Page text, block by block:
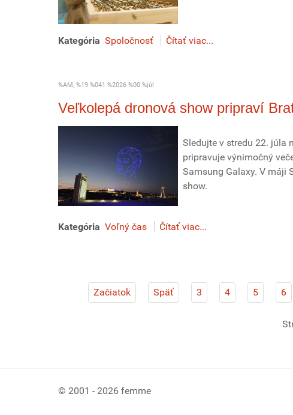
Kategória Spoločnosť Čítať viac...
%AM, %19 %041 %2026 %00:%júl
Veľkolepá dronová show pripraví
Sledujte v stredu 22. júla
pripravuje výnimočný
Samsung Galaxy. V máji
show.
Kategória Voľný čas Čítať viac...
Začiatok Späť 3 4 5 6
© 2001 - 2026 femme